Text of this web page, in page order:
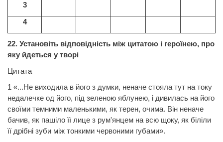
3
4
22. Установіть відповідність між цитатою і героїнею, про
яку йдеться у творі
Цитата
1 «...Не виходила в його з думки, неначе стояла тут на току
недалечке од його, під зеленою яблунею, і дивилась на його
своїми темними маленькими, як терен, очима. Він неначе
бачив, як пашіло її лице з рум'янцем на всю щоку, як біліли
її дрібні зуби між тонкими червоними губами».